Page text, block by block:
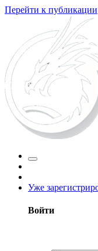
Перейти к публикации
Уже
Войти